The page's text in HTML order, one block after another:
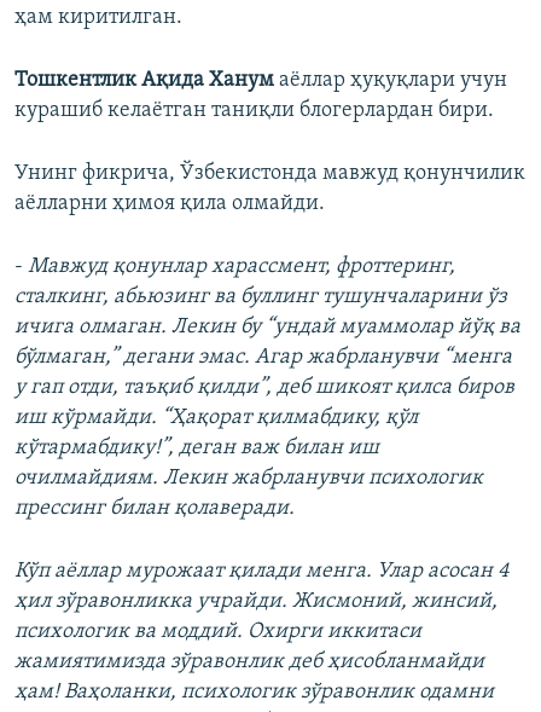
ҳам киритилган.
Тошкентлик Ақида Ханум аёллар ҳуқуқлари учун
курашиб келаётган таниқли блогерлардан бири.
Унинг фикрича, Ўзбекистонда мавжуд қонунчилик
аёлларни ҳимоя қила олмайди.
- Мавжуд қонунлар харассмент, фроттеринг,
сталкинг, абьюзинг ва буллинг тушунчаларини ўз
ичига олмаган. Лекин бу “ундай муаммолар йўқ ва
бўлмаган,” дегани эмас. Агар жабрланувчи “менга
у гап отди, таъқиб қилди”, деб шикоят қилса биров
иш кўрмайди. “Ҳақорат қилмабдику, қўл
кўтармабдику!”, деган важ билан иш
очилмайдиям. Лекин жабрланувчи психологик
прессинг билан қолаверади.
Кўп аёллар мурожаат қилади менга. Улар асосан 4
ҳил зўравонликка учрайди. Жисмоний, жинсий,
психологик ва моддий. Охирги иккитаси
жамиятимизда зўравонлик деб ҳисобланмайди
ҳам! Ваҳоланки, психологик зўравонлик одамни